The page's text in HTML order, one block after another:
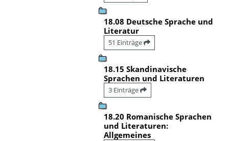
18.08 Deutsche Sprache und
Literatur
51 Einträge
18.15 Skandinavische
Sprachen und Literaturen
3 Einträge
18.20 Romanische Sprachen
und Literaturen:
Allgemeines